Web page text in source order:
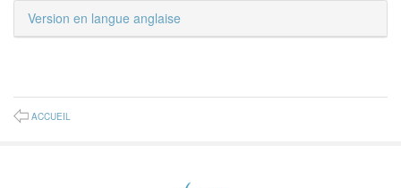
Version en langue anglaise
ACCUEIL